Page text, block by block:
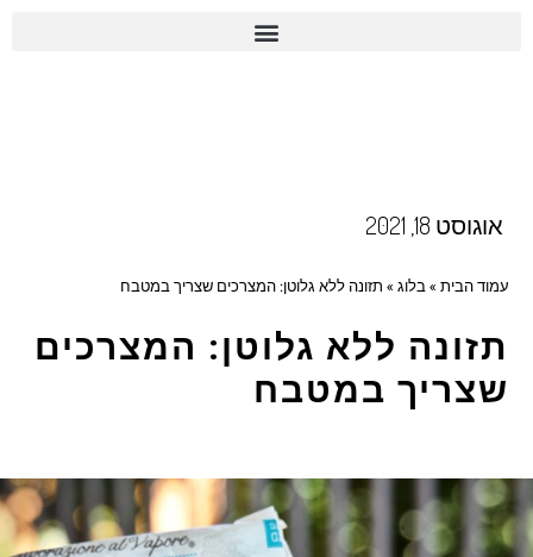
אוגוסט 18, 2021
עמוד הבית »בלוג » תזונה ללא גלוטן: המצרכים שצריך במטבח
תזונה ללא גלוטן: המצרכים
שצריך במטבח